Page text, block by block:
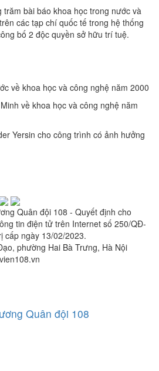
trăm bài báo khoa học trong nước và
các tạp chí quốc tế trong hệ thống
bố 2 độc quyền sở hữu trí tuệ.
khoa học và công nghệ năm 2000
về khoa học và công nghệ năm
cho công trình có ảnh hưởng
Quân đội 108 - Quyết định cho
tin điện tử trên Internet số 250/QĐ-
cấp ngày 13/02/2023.
phường Hai Bà Trưng, Hà Nội
Quân đội 108